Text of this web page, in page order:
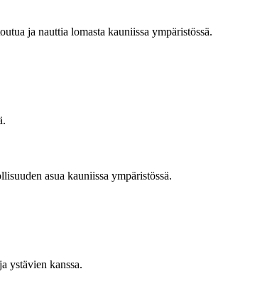
ja nauttia lomasta kauniissa ympäristössä.
asua kauniissa ympäristössä.
ystävien kanssa.